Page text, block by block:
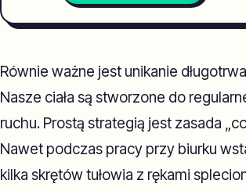
Równie ważne jest unikanie
Nasze ciała są stworzone do
ruchu. Prostą strategią jest zasada
Nawet podczas pracy przy biurku
kilka skrętów tułowia z rękami